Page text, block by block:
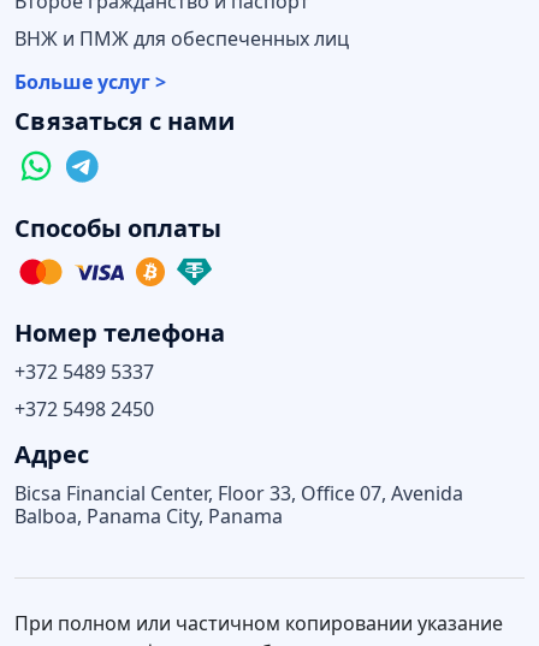
ВНЖ и ПМЖ для обеспеченных лиц
Больше услуг >
Связаться с нами
Способы оплаты
Номер телефона
+372 5489 5337
+372 5498 2450
Адрес
Bicsa Financial Center, Floor 33, Office 07, Avenida
Balboa, Panama City, Panama
При полном или частичном копировании указание